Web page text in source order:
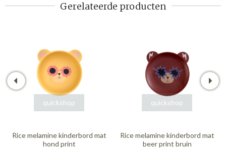
Gerelateerde producten
quickshop
Rice melamine kinderbord mat
hond print
quickshop
Rice melamine kinderbord mat
beer print bruin